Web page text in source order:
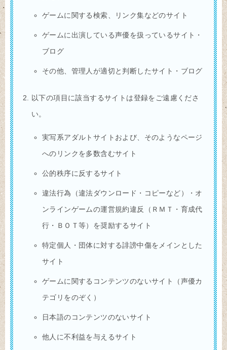
ゲームに関する検索、リンク集などのサイト
ゲームに出演している声優を扱っているサイト・
ブログ
その他、管理人が適切と判断したサイト・ブログ
以下の項目に該当するサイトは登録をご遠慮くださ
い。
実写系アダルトサイトおよび、そのようなページ
へのリンクを多数含むサイト
公的秩序に反するサイト
違法行為（違法ダウンロード・コピーなど）・オ
ンラインゲームの運営規約違反（ＲＭＴ・育成代
行・ＢＯＴ等）を奨励するサイト
特定個人・団体に対する誹謗中傷をメインとした
サイト
ゲームに関するコンテンツのないサイト（声優カ
テゴリをのぞく）
日本語のコンテンツのないサイト
他人に不利益を与えるサイト